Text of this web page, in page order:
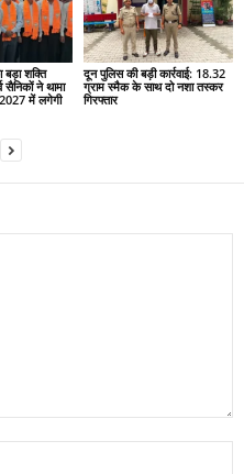
बड़ा शक्ति
सैनिकों ने थामा
में लगेगी
दून पुलिस की बड़ी कार्रवाई: 18.32
ग्राम स्मैक के साथ दो नशा तस्कर
गिरफ्तार